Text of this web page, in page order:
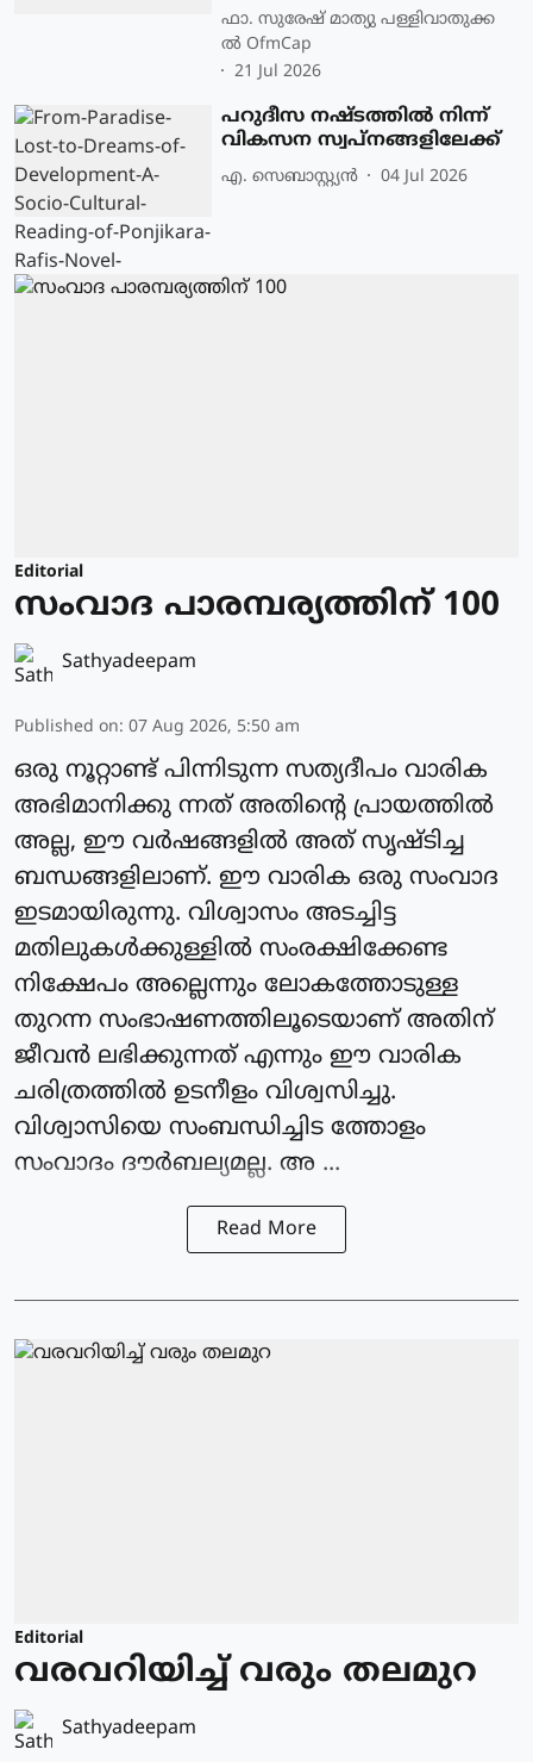
ഫാ. സുരേഷ് മാത്യു പള്ളിവാതുക്ക
ല്‍ OfmCap
21 Jul 2026
പറുദീസ നഷ്ടത്തില്‍ നിന്ന്
വികസന സ്വപ്നങ്ങളിലേക്ക്
എ. സെബാസ്റ്റ്യൻ 04 Jul 2026
Editorial
സംവാദ പാരമ്പര്യത്തിന് 100
Sathyadeepam
Published on: 07 Aug 2026, 5:50 am
ഒരു നൂറ്റാണ്ട് പിന്നിടുന്ന സത്യദീപം വാരിക
അഭിമാനിക്കു ന്നത് അതിന്റെ പ്രായത്തിൽ
അല്ല, ഈ വർഷങ്ങളിൽ അത് സൃഷ്ടിച്ച
ബന്ധങ്ങളിലാണ്. ഈ വാരിക ഒരു സംവാദ
ഇടമായിരുന്നു. വിശ്വാസം അടച്ചിട്ട
മതിലുകൾക്കുള്ളിൽ സംരക്ഷിക്കേണ്ട
നിക്ഷേപം അല്ലെന്നും ലോകത്തോടുള്ള
തുറന്ന സംഭാഷണത്തിലൂടെയാണ് അതിന്
ജീവൻ ലഭിക്കുന്നത് എന്നും ഈ വാരിക
ചരിത്രത്തിൽ ഉടനീളം വിശ്വസിച്ചു.
വിശ്വാസിയെ സംബന്ധിച്ചിട ത്തോളം
സംവാദം ദൗർബല്യമല്ല. അ ...
Read More
Editorial
വരവറിയിച്ച് വരും തലമുറ
Sathyadeepam